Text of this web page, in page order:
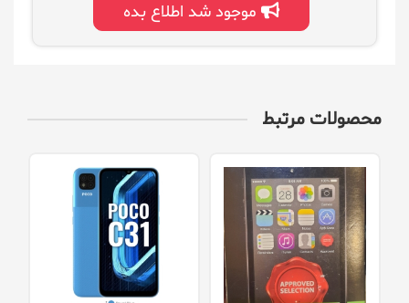
موجود شد اطلاع بده
محصولات مرتبط